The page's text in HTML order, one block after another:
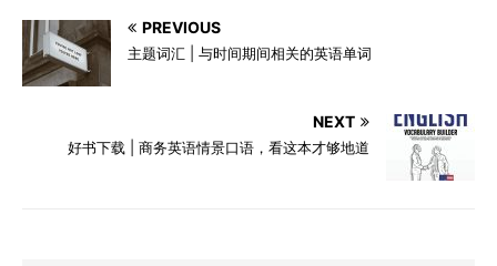
PREVIOUS
主题词汇 | 与时间期间相关的英语单词
NEXT
好书下载 | 商务英语情景口语，看这本才够地道